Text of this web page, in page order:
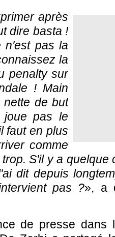
après
dire basta !
n'est pas la
la
penalty sur
! Main
de but
pas le
faut en plus
comme
S'il y a quelque
dit depuis
pas ?», a
de presse dans